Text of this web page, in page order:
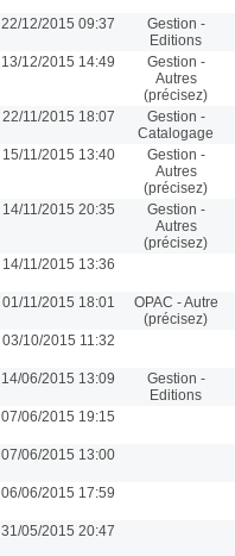
22/12/2015 09:37
Gestion -
Editions
13/12/2015 14:49
Gestion -
Autres
(précisez)
22/11/2015 18:07
Gestion -
Catalogage
15/11/2015 13:40
Gestion -
Autres
(précisez)
14/11/2015 20:35
Gestion -
Autres
(précisez)
14/11/2015 13:36
01/11/2015 18:01
OPAC - Autre
(précisez)
03/10/2015 11:32
14/06/2015 13:09
Gestion -
Editions
07/06/2015 19:15
07/06/2015 13:00
06/06/2015 17:59
31/05/2015 20:47